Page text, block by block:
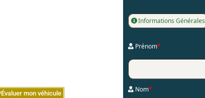
Évaluer mon véhicule
Informations Générales
Prénom*
Nom*